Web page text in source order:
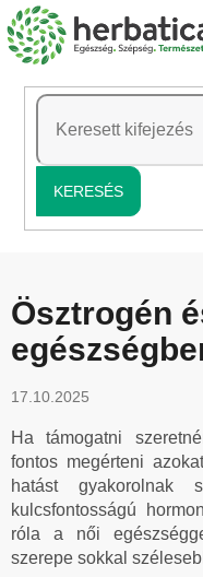
Ugrás
a
tartalomhoz
KERESÉS
Ösztrogén
17.10.2025
Ha támogatni
fontos megérteni
hatást gyakorolnak
kulcsfontosságú
róla a női
szerepe sokkal